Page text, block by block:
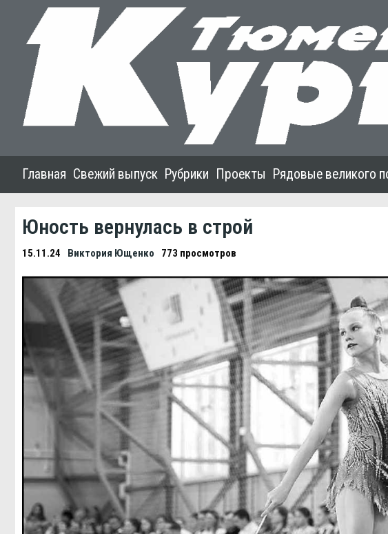
Главная Свежий выпуск Рубрики Проекты Рядовые великого
Юность вернулась в строй
15.11.24 Виктория Ющенко 773 просмотров